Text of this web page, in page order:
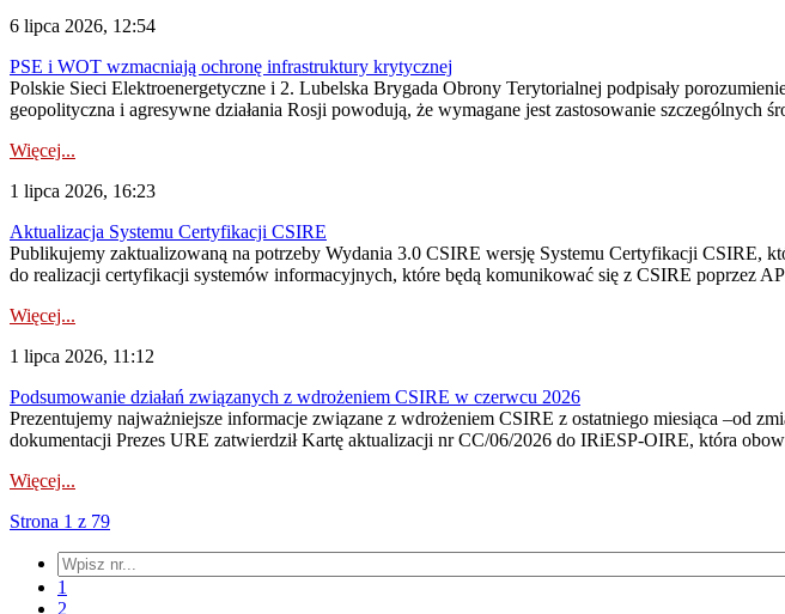
6 lipca 2026, 12:54
PSE i WOT wzmacniają ochronę infrastruktury krytycznej
Polskie Sieci Elektroenergetyczne i 2. Lubelska Brygada Obrony Terytorialnej podpisały
geopolityczna i agresywne działania Rosji powodują, że wymagane jest zastosowanie
Więcej...
1 lipca 2026, 16:23
Aktualizacja Systemu Certyfikacji CSIRE
Publikujemy zaktualizowaną na potrzeby Wydania 3.0 CSIRE wersję Systemu Certyfikacji CSIRE,
do realizacji certyfikacji systemów informacyjnych, które będą komunikować się z CSIRE poprzez
Więcej...
1 lipca 2026, 11:12
Podsumowanie działań związanych z wdrożeniem CSIRE w czerwcu 2026
Prezentujemy najważniejsze informacje związane z wdrożeniem CSIRE z ostatniego miesiąca –od
dokumentacji Prezes URE zatwierdził Kartę aktualizacji nr CC/06/2026 do IRiESP‑OIRE, która
Więcej...
Strona 1 z 79
1
2